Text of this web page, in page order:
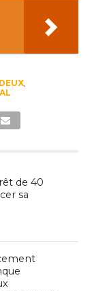
DEUX,
de 40
sa